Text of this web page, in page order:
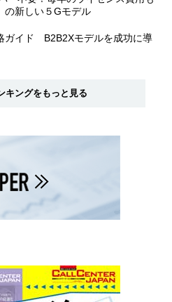
新しい５Gモデル
ガイド B2B2Xモデルを成功に導
キングをもっと見る